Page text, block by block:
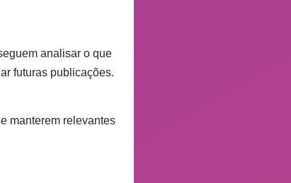
analisar o que
futuras publicações.
manterem relevantes